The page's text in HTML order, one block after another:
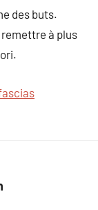
des buts.
à plus